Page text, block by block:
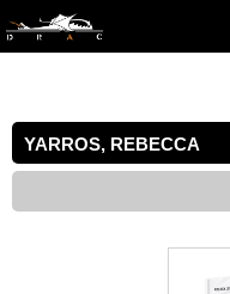
YARROS, REBECCA